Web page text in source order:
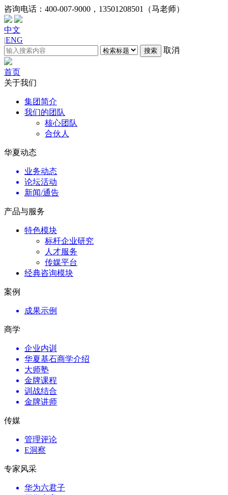
咨询电话： 400-007-9000，13501208501（马老师）
中文
|ENG
搜索 取消
首页
关于我们
集团简介
我们的团队
核心团队
合伙人
华夏动态
业务动态
论坛活动
新闻/通告
产品与服务
特色模块
标杆企业研究
人才服务
传媒平台
经典咨询模块
案例
成果示例
商学
企业内训
华夏基石商学介绍
大师塾
金牌课程
训战结合
金牌讲师
传媒
管理评论
E洞察
专家风采
华为六君子